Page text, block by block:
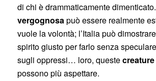
di chi è drammaticamente
vergognosapuò essere realmente
vuole la volontà; l’Italia può
spirito giusto per farlo senza
sugli oppressi… loro, queste
possono più aspettare.